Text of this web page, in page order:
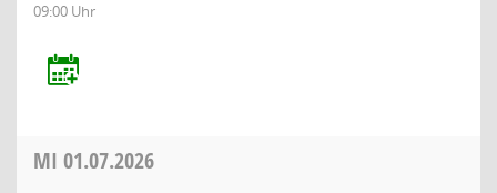
09:00 Uhr
MI 01.07.2026